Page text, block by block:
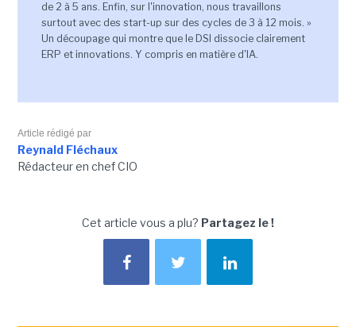
de 2 à 5 ans. Enfin, sur l'innovation, nous travaillons
surtout avec des start-up sur des cycles de 3 à 12 mois. »
Un découpage qui montre que le DSI dissocie clairement
ERP et innovations. Y compris en matière d'IA.
Article rédigé par
Reynald Fléchaux
Rédacteur en chef CIO
Cet article vous a plu? Partagez le !